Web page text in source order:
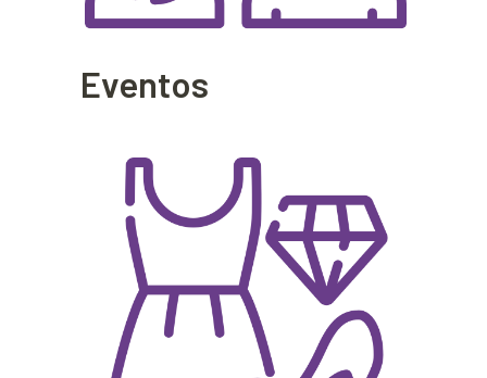
Eventos